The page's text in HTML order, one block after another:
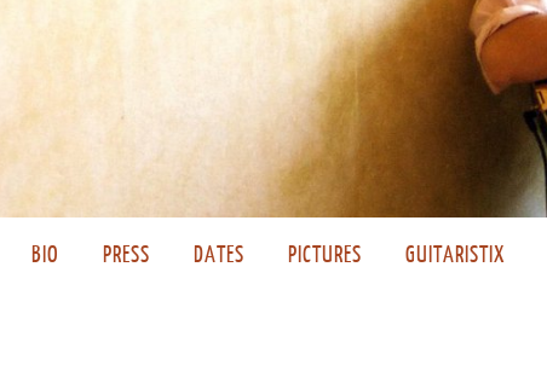
BIO PRESS DATES PICTURES GUITARISTIX